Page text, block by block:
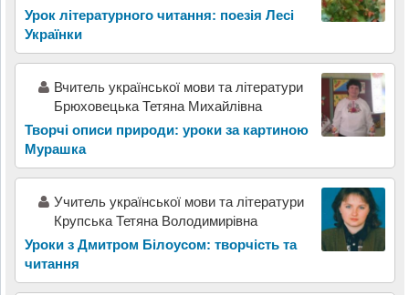
Урок літературного читання: поезія Лесі
Українки
Вчитель української мови та літератури
Брюховецька Тетяна Михайлівна
Творчі описи природи: уроки за картиною
Мурашка
Учитель української мови та літератури
Крупська Тетяна Володимирівна
Уроки з Дмитром Білоусом: творчість та
читання